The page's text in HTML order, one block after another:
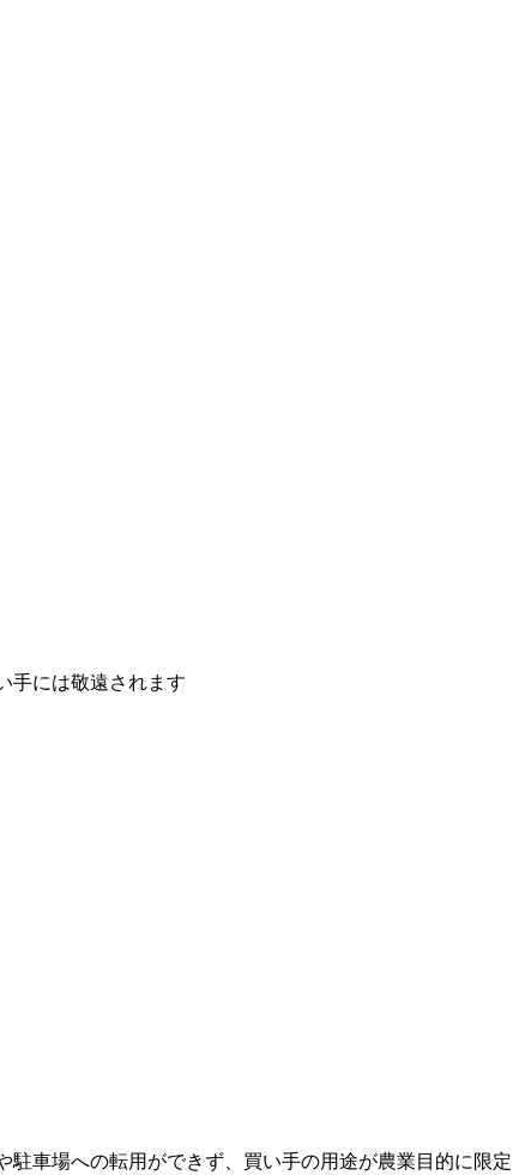
手には敬遠されます
駐車場への転用ができず、買い手の用途が農業目的に限定